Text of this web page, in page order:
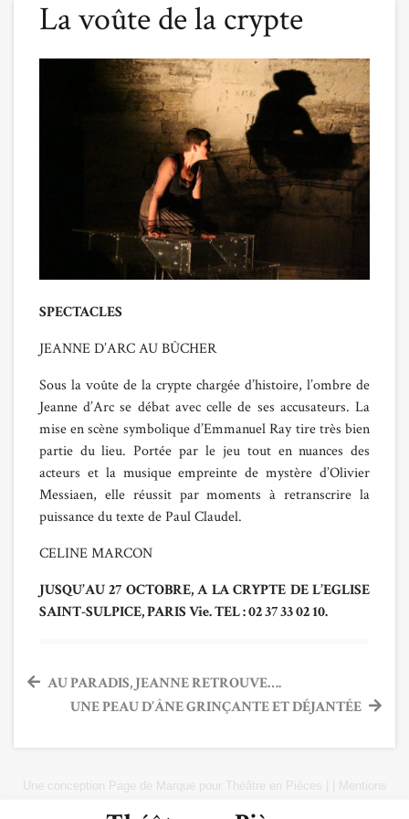
La voûte de la crypte
SPECTACLES
JEANNE D’ARC AU BÛCHER
Sous la voûte de la crypte chargée d’histoire, l’ombre de
Jeanne d’Arc se débat avec celle de ses accusateurs. La
mise en scène symbolique d’Emmanuel Ray tire très bien
partie du lieu. Portée par le jeu tout en nuances des
acteurs et la musique empreinte de mystère d’Olivier
Messiaen, elle réussit par moments à retranscrire la
puissance du texte de Paul Claudel.
CELINE MARCON
JUSQU’AU 27 OCTOBRE, A LA CRYPTE DE L’EGLISE
SAINT-SULPICE, PARIS Vie. TEL : 02 37 33 02 10.
Navigation
l’article
AU PARADIS, JEANNE RETROUVE….
UNE PEAU D’ÂNE GRINÇANTE ET DÉJANTÉE
Une conception Page de Marque pour Théâtre en Pièces
Mentions